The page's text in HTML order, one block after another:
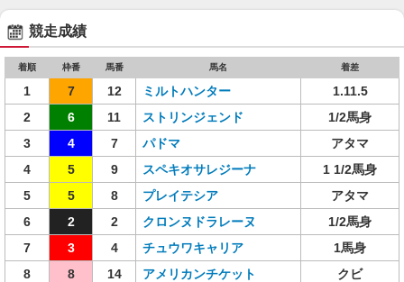
競走成績
着順 枠番 馬番 馬名 着差
1 7 12 ミルトハンター
1.11.5
2
6 11 ストリンジェンド
1/2馬身
3
4 7 パドマ
アタマ
4
5 9 スペキオサレジーナ
1 1/2馬身
5
5 8 プレイテシア
アタマ
6
2 2 クロンヌドラレーヌ
1/2馬身
7
3 4 チュウワキャリア
1馬身
8
8 14 アメリカンチケット
クビ